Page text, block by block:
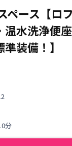
ペース【ロ
水洗浄便座
装備！】
分